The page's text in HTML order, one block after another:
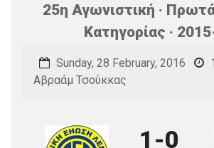
25η Αγωνιστική ·
Κατηγορίας ·
Sunday, 28 February, 2016
Αβραάμ Τσούκκας
1-0